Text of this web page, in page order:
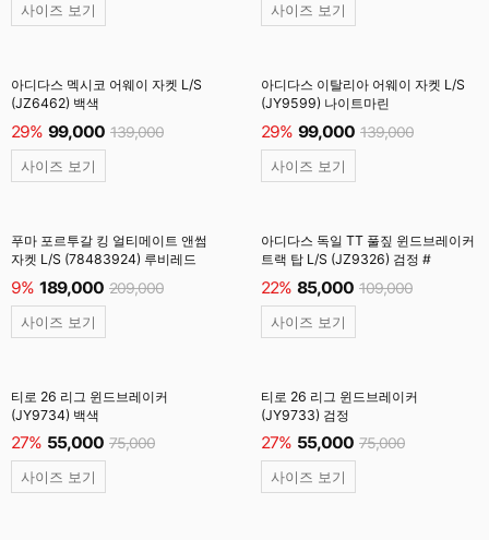
사이즈 보기 사이즈 보기
아디다스 멕시코 어웨이 자켓 L/S
(JZ6462) 백색
29% 99,000 139,000
사이즈 보기
아디다스 이탈리아 어웨이 자켓 L/S
(JY9599) 나이트마린
29% 99,000 139,000
사이즈 보기
푸마 포르투갈 킹 얼티메이트 앤썸
자켓 L/S (78483924) 루비레드
9% 189,000 209,000
사이즈 보기
아디다스 독일 TT 풀짚 윈드브레이커
트랙 탑 L/S (JZ9326) 검정 #
22% 85,000 109,000
사이즈 보기
티로 26 리그 윈드브레이커
(JY9734) 백색
27% 55,000 75,000
사이즈 보기
티로 26 리그 윈드브레이커
(JY9733) 검정
27% 55,000 75,000
사이즈 보기